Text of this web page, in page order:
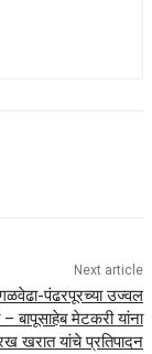
Next article
पंढरपूरच्या उज्वल
– बापूसाहेब मेटकरी यांना
खरात यांचे प्रतिपादन